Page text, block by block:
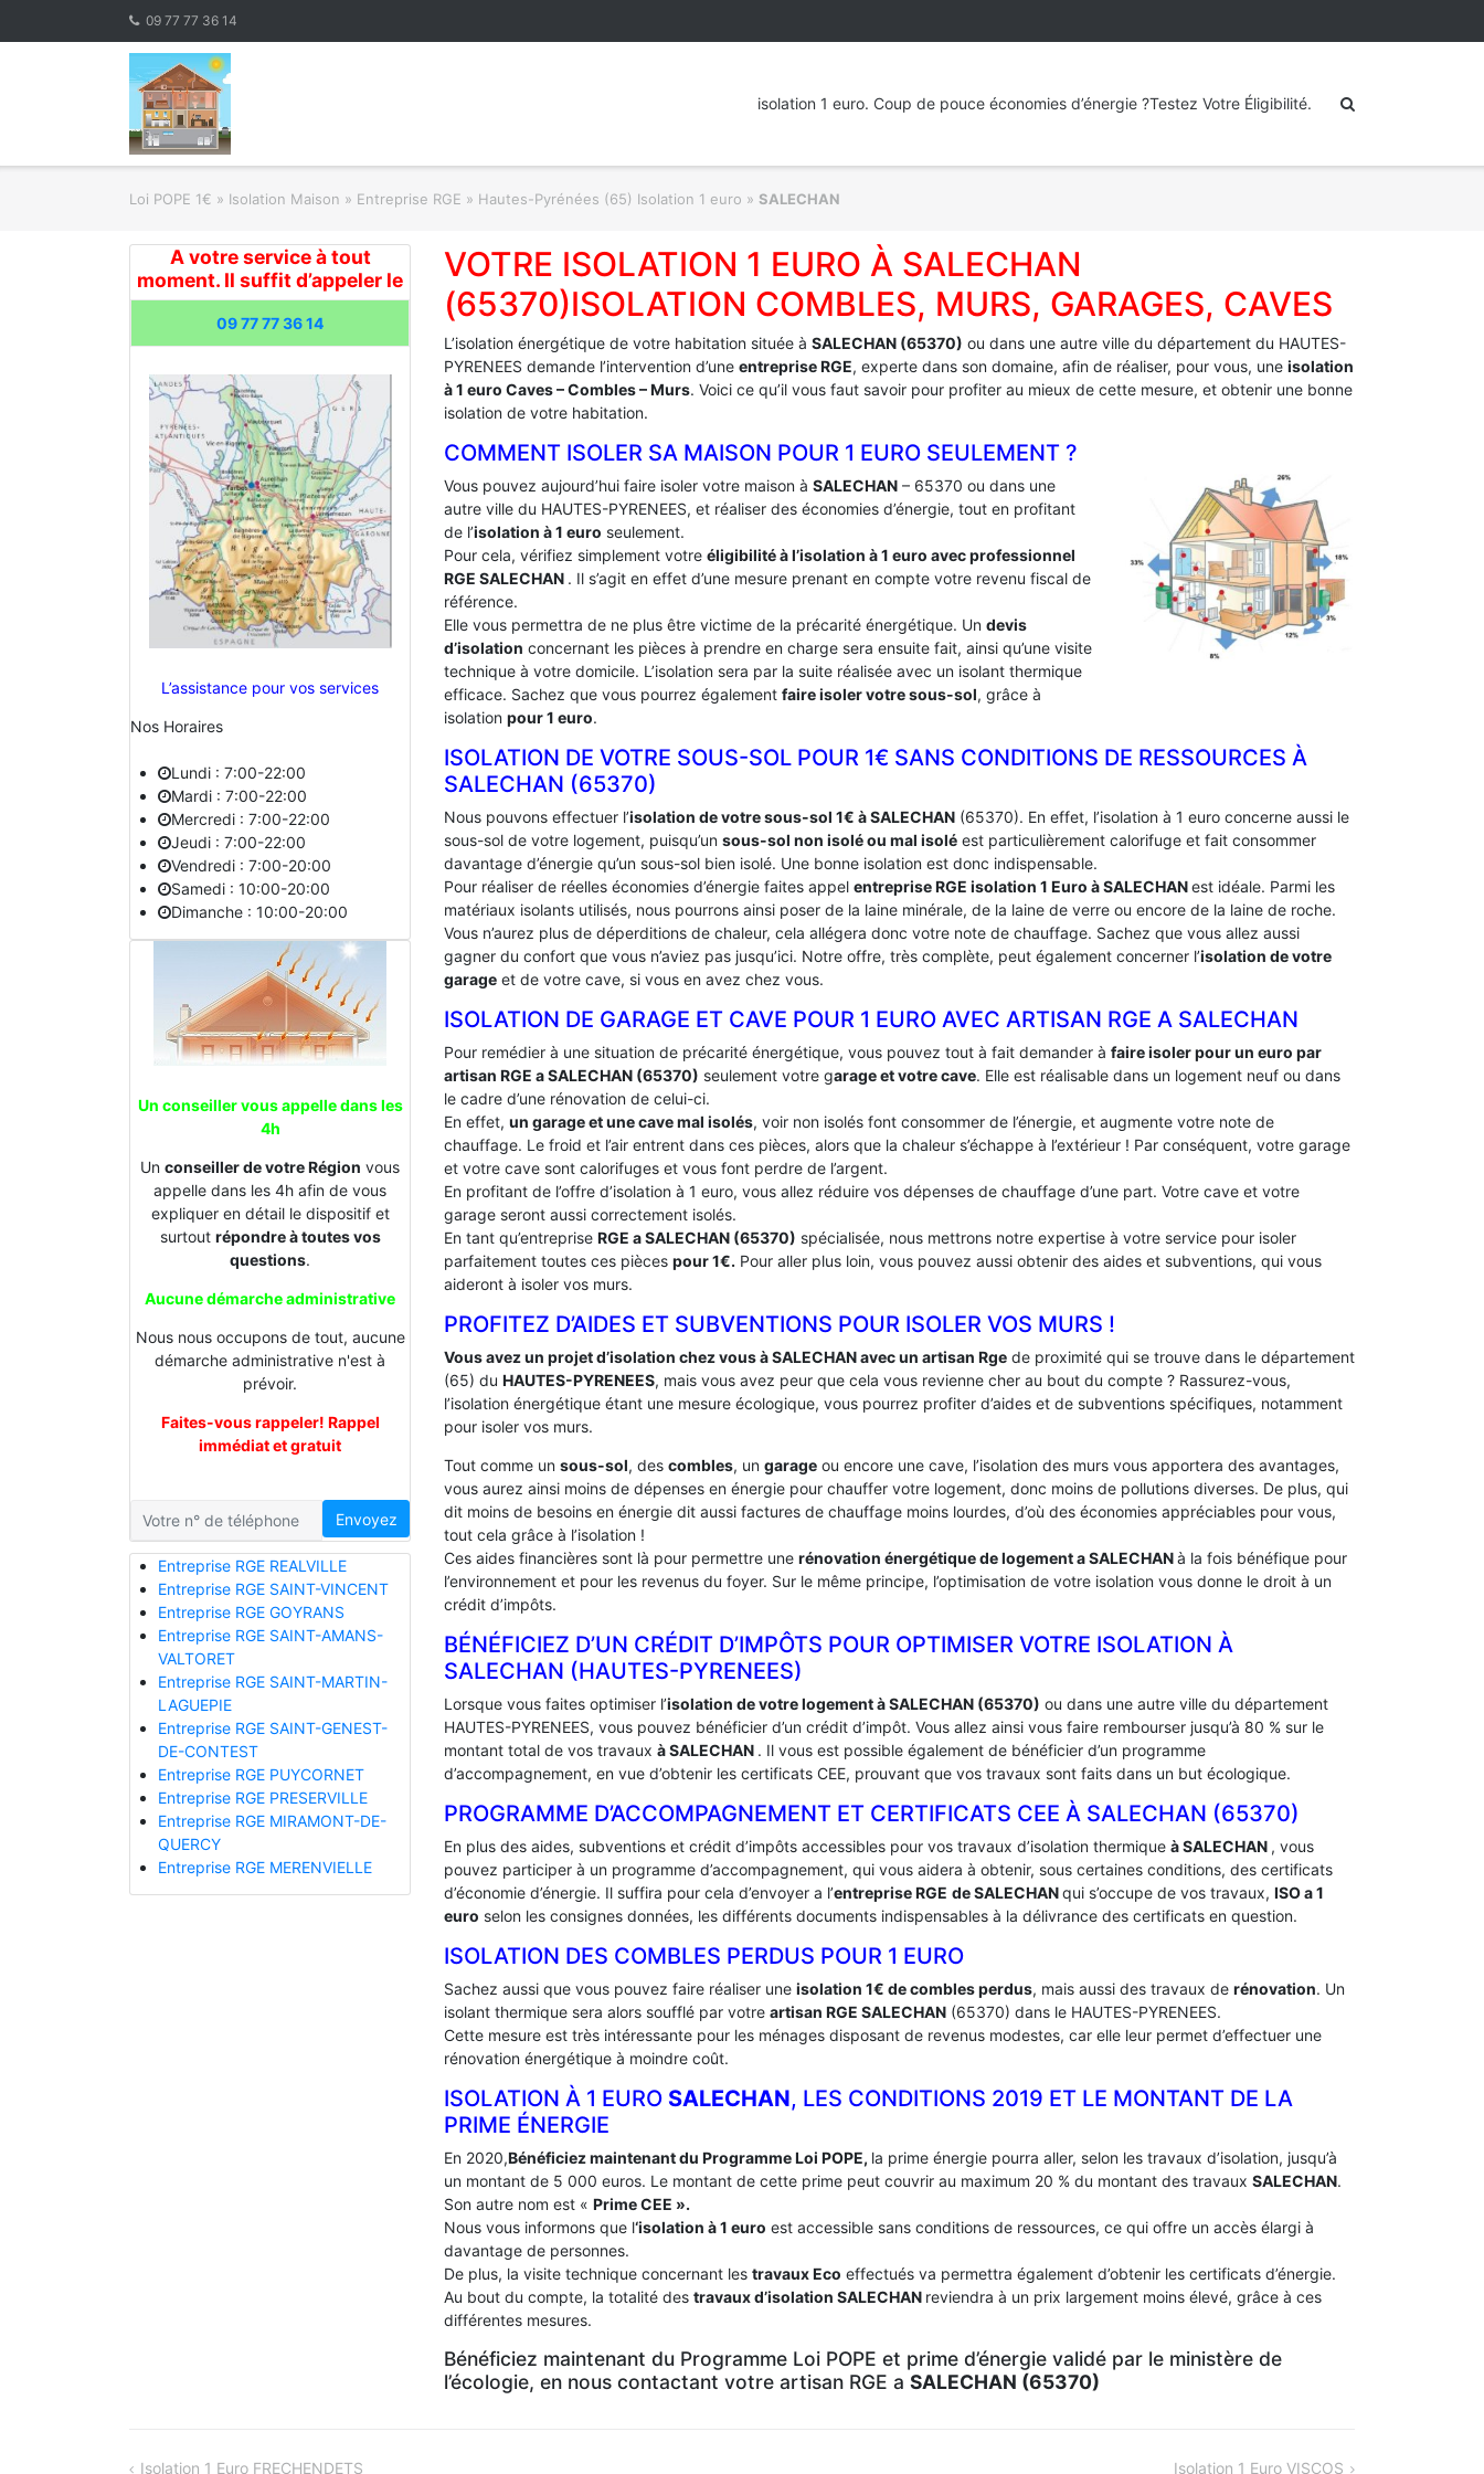
09 77 77 36 14
isolation 1 euro. Coup de pouce économies d’énergie ?Testez Votre Éligibilité.
Loi POPE 1€ » Isolation Maison » Entreprise RGE » Hautes-Pyrénées (65) Isolation 1 euro » SALECHAN
A votre service à tout
moment. Il suffit d’appeler le
09 77 77 36 14
L’assistance pour vos services
Nos Horaires
Lundi : 7:00-22:00
Mardi : 7:00-22:00
Mercredi : 7:00-22:00
Jeudi : 7:00-22:00
Vendredi : 7:00-20:00
Samedi : 10:00-20:00
Dimanche : 10:00-20:00
Un conseiller vous appelle dans les
4h
Un conseiller de votre Région vous
appelle dans les 4h afin de vous
expliquer en détail le dispositif et
surtout répondre à toutes vos
questions.
Aucune démarche administrative
Nous nous occupons de tout, aucune
démarche administrative n'est à
prévoir.
Faites-vous rappeler! Rappel
immédiat et gratuit
Envoyez
Entreprise RGE REALVILLE
Entreprise RGE SAINT-VINCENT
Entreprise RGE GOYRANS
Entreprise RGE SAINT-AMANS-
VALTORET
Entreprise RGE SAINT-MARTIN-
LAGUEPIE
Entreprise RGE SAINT-GENEST-
DE-CONTEST
Entreprise RGE PUYCORNET
Entreprise RGE PRESERVILLE
Entreprise RGE MIRAMONT-DE-
QUERCY
Entreprise RGE MERENVIELLE
VOTRE ISOLATION 1 EURO À SALECHAN
(65370)ISOLATION COMBLES, MURS, GARAGES, CAVES
L’isolation énergétique de votre habitation située à SALECHAN (65370) ou dans une autre ville du département du HAUTES-
PYRENEES demande l’intervention d’une entreprise RGE, experte dans son domaine, afin de réaliser, pour vous, une isolation
à 1 euro Caves – Combles – Murs. Voici ce qu’il vous faut savoir pour profiter au mieux de cette mesure, et obtenir une bonne
isolation de votre habitation.
COMMENT ISOLER SA MAISON POUR 1 EURO SEULEMENT ?
Vous pouvez aujourd’hui faire isoler votre maison à SALECHAN – 65370 ou dans une
autre ville du HAUTES-PYRENEES, et réaliser des économies d’énergie, tout en profitant
de l’isolation à 1 euro seulement.
Pour cela, vérifiez simplement votre éligibilité à l’isolation à 1 euro avec professionnel
RGE SALECHAN . Il s’agit en effet d’une mesure prenant en compte votre revenu fiscal de
référence.
Elle vous permettra de ne plus être victime de la précarité énergétique. Un devis
d’isolation concernant les pièces à prendre en charge sera ensuite fait, ainsi qu’une visite
technique à votre domicile. L’isolation sera par la suite réalisée avec un isolant thermique
efficace. Sachez que vous pourrez également faire isoler votre sous-sol, grâce à
isolation pour 1 euro.
ISOLATION DE VOTRE SOUS-SOL POUR 1€ SANS CONDITIONS DE RESSOURCES À
‎SALECHAN (65370)
Nous pouvons effectuer l’isolation de votre sous-sol 1€ à SALECHAN (65370). En effet, l’isolation à 1 euro concerne aussi le
sous-sol de votre logement, puisqu’un sous-sol non isolé ou mal isolé est particulièrement calorifuge et fait consommer
davantage d’énergie qu’un sous-sol bien isolé. Une bonne isolation est donc indispensable.
Pour réaliser de réelles économies d’énergie faites appel entreprise RGE isolation 1 Euro à SALECHANest idéale. Parmi les
matériaux isolants utilisés, nous pourrons ainsi poser de la laine minérale, de la laine de verre ou encore de la laine de roche.
Vous n’aurez plus de déperditions de chaleur, cela allégera donc votre note de chauffage. Sachez que vous allez aussi
gagner du confort que vous n’aviez pas jusqu’ici. Notre offre, très complète, peut également concerner l’isolation de votre
garage et de votre cave, si vous en avez chez vous.
ISOLATION DE GARAGE ET CAVE POUR 1 EURO AVEC ARTISAN RGE A SALECHAN
Pour remédier à une situation de précarité énergétique, vous pouvez tout à fait demander à faire isoler pour un euro par
artisan RGE a SALECHAN (65370) seulement votre garage et votre cave. Elle est réalisable dans un logement neuf ou dans
le cadre d’une rénovation de celui-ci.
En effet, un garage et une cave mal isolés, voir non isolés font consommer de l’énergie, et augmente votre note de
chauffage. Le froid et l’air entrent dans ces pièces, alors que la chaleur s’échappe à l’extérieur ! Par conséquent, votre garage
et votre cave sont calorifuges et vous font perdre de l’argent.
En profitant de l’offre d’isolation à 1 euro, vous allez réduire vos dépenses de chauffage d’une part. Votre cave et votre
garage seront aussi correctement isolés.
En tant qu’entreprise RGE a SALECHAN (65370) spécialisée, nous mettrons notre expertise à votre service pour isoler
parfaitement toutes ces pièces pour 1€. Pour aller plus loin, vous pouvez aussi obtenir des aides et subventions, qui vous
aideront à isoler vos murs.
PROFITEZ D’AIDES ET SUBVENTIONS POUR ISOLER VOS MURS !
Vous avez un projet d’isolation chez vous à SALECHAN avec un artisan Rge de proximité qui se trouve dans le département
(65) du HAUTES-PYRENEES, mais vous avez peur que cela vous revienne cher au bout du compte ? Rassurez-vous,
l’isolation énergétique étant une mesure écologique, vous pourrez profiter d’aides et de subventions spécifiques, notamment
pour isoler vos murs.
Tout comme un sous-sol, des combles, un garage ou encore une cave, l’isolation des murs vous apportera des avantages,
vous aurez ainsi moins de dépenses en énergie pour chauffer votre logement, donc moins de pollutions diverses. De plus, qui
dit moins de besoins en énergie dit aussi factures de chauffage moins lourdes, d’où des économies appréciables pour vous,
tout cela grâce à l’isolation !
Ces aides financières sont là pour permettre une rénovation énergétique de logement aSALECHANà la fois bénéfique pour
l’environnement et pour les revenus du foyer. Sur le même principe, l’optimisation de votre isolation vous donne le droit à un
crédit d’impôts.
BÉNÉFICIEZ D’UN CRÉDIT D’IMPÔTS POUR OPTIMISER VOTRE ISOLATION À
‎SALECHAN (HAUTES-PYRENEES)
Lorsque vous faites optimiser l’isolation de votre logement à SALECHAN (65370) ou dans une autre ville du département
HAUTES-PYRENEES, vous pouvez bénéficier d’un crédit d’impôt. Vous allez ainsi vous faire rembourser jusqu’à 80 % sur le
montant total de vos travaux à SALECHAN . Il vous est possible également de bénéficier d’un programme
d’accompagnement, en vue d’obtenir les certificats CEE, prouvant que vos travaux sont faits dans un but écologique.
PROGRAMME D’ACCOMPAGNEMENT ET CERTIFICATS CEE À ‎SALECHAN (65370)
En plus des aides, subventions et crédit d’impôts accessibles pour vos travaux d’isolation thermique à SALECHAN , vous
pouvez participer à un programme d’accompagnement, qui vous aidera à obtenir, sous certaines conditions, des certificats
d’économie d’énergie. Il suffira pour cela d’envoyer a l’entreprise RGE de SALECHANqui s’occupe de vos travaux, ISO a 1
euro selon les consignes données, les différents documents indispensables à la délivrance des certificats en question.
ISOLATION DES COMBLES PERDUS POUR 1 EURO
Sachez aussi que vous pouvez faire réaliser une isolation 1€ de combles perdus, mais aussi des travaux de rénovation. Un
isolant thermique sera alors soufflé par votre artisan RGE SALECHAN (65370) dans le HAUTES-PYRENEES.
Cette mesure est très intéressante pour les ménages disposant de revenus modestes, car elle leur permet d’effectuer une
rénovation énergétique à moindre coût.
ISOLATION À 1 EURO SALECHAN, LES CONDITIONS 2019 ET LE MONTANT DE LA
PRIME ÉNERGIE
En 2020,Bénéficiez maintenant du Programme Loi POPE, la prime énergie pourra aller, selon les travaux d’isolation, jusqu’à
un montant de 5 000 euros. Le montant de cette prime peut couvrir au maximum 20 % du montant des travaux SALECHAN.
Son autre nom est « Prime CEE ».
Nous vous informons que l‘isolation à 1 euro est accessible sans conditions de ressources, ce qui offre un accès élargi à
davantage de personnes.
De plus, la visite technique concernant les travaux Eco effectués va permettra également d’obtenir les certificats d’énergie.
Au bout du compte, la totalité des travaux d’isolation SALECHAN reviendra à un prix largement moins élevé, grâce à ces
différentes mesures.
Bénéficiez maintenant du Programme Loi POPE et prime d’énergie validé par le ministère de
l’écologie, en nous contactant votre artisan RGE a SALECHAN (65370)
Isolation 1 Euro FRECHENDETS Isolation 1 Euro VISCOS